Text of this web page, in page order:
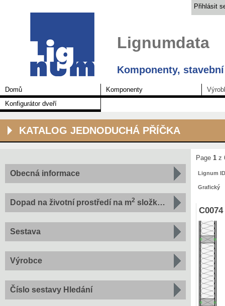
Přihlásit
Lignumdata
Komponenty,
Domů Komponenty
Konfigurátor dveří
KATALOG JEDNODUCHÁ PŘÍČKA
Obecná informace
Dopad na životní prostředí na m2 složku podle indikátoru
Sestava
Výrobce
Číslo sestavy Hledání
Page 1 z
Lignum
Grafický
C0074